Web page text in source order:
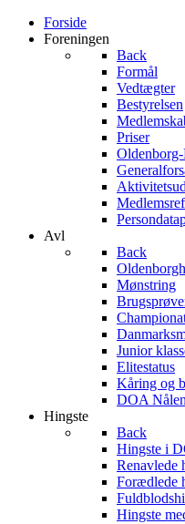
Forside
Foreningen
Back
Formål
Vedtægter
Bestyrelsen
Priser
Avl
Back
Mønstring
Junior
Elitestatus
Kåring og
DOA Nålen
Hingste
Back
Hingste i
Renavlede
Forædlede
Hingste